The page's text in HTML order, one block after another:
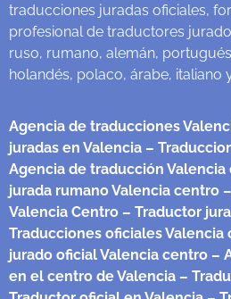
traducciones juradas oficiales,
profesional de traductores
ruso, rumano, alemán,
holandés, polaco, árabe, italiano
Agencia de traducciones
juradas en Valencia –
Agencia de traducción Valencia
jurada rumano Valencia centro
Valencia Centro – Traductor
Traducciones oficiales Valencia
jurado oficial Valencia centro –
en el centro de Valencia –